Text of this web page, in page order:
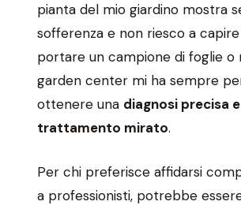
pianta del mio giardino mostra
sofferenza e non riesco a capire
portare un campione di foglie o
garden center mi ha sempre
ottenere una diagnosi precisa
trattamento mirato.
Per chi preferisce affidarsi
a professionisti, potrebbe